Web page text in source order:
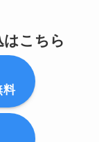
こちら
料